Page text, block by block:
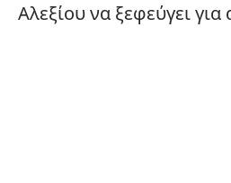
Αλεξίου να ξεφεύγει